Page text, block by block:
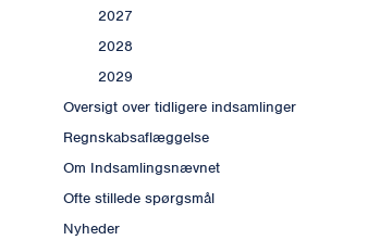
2027
2028
2029
Oversigt over tidligere indsamlinger
Regnskabsaflæggelse
Om Indsamlingsnævnet
Ofte stillede spørgsmål
Nyheder